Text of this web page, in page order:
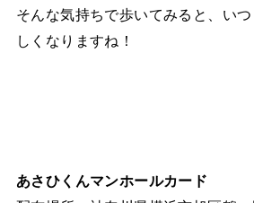
そんな気持ちで歩いてみると、い
しくなりますね！
あさひくんマンホールカード